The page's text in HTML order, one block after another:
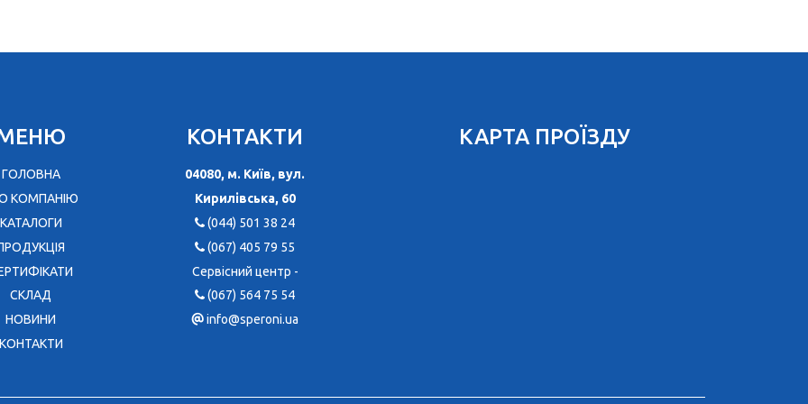
ГОЛОВНА
КОМПАНІЮ
КАТАЛОГИ
CКЛАД
НОВИНИ
КОНТАКТИ
04080, м. Київ, вул.
Кирилівська, 60
(044) 501 38 24
(067) 405 79 55
Сервісний центр -
(067) 564 75 54
info@speroni.ua
КАРТА ПРОЇЗДУ